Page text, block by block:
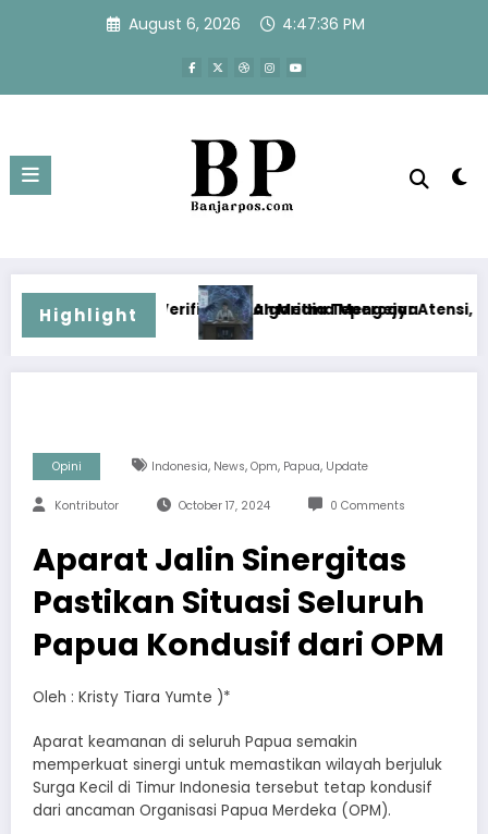
August 6, 2026 4:47:36 PM
Highlight
dan Media Tepercaya
Algoritma Mengejar Atensi, Jurnalisme Menjaga
Opini Indonesia, News, Opm, Papua, Update
Kontributor October 17, 2024 0 Comments
Aparat Jalin Sinergitas
Pastikan Situasi Seluruh
Papua Kondusif dari OPM
Oleh : Kristy Tiara Yumte )*
Aparat keamanan di seluruh Papua semakin
memperkuat sinergi untuk memastikan wilayah berjuluk
Surga Kecil di Timur Indonesia tersebut tetap kondusif
dari ancaman Organisasi Papua Merdeka (OPM).